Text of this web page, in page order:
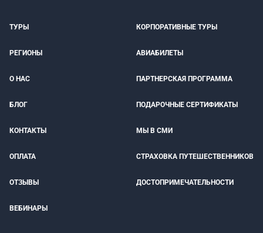
ТУРЫ КОРПОРАТИВНЫЕ ТУРЫ
РЕГИОНЫ АВИАБИЛЕТЫ
О НАС ПАРТНЕРСКАЯ ПРОГРАММА
БЛОГ ПОДАРОЧНЫЕ СЕРТИФИКАТЫ
КОНТАКТЫ МЫ В СМИ
ОПЛАТА СТРАХОВКА ПУТЕШЕСТВЕННИКОВ
ОТЗЫВЫ ДОСТОПРИМЕЧАТЕЛЬНОСТИ
ВЕБИНАРЫ